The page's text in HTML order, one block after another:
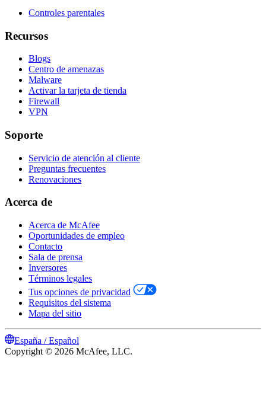
Controles parentales
Recursos
Blogs
Centro de amenazas
Malware
Activar la tarjeta de tienda
Firewall
VPN
Soporte
Servicio de atención al cliente
Preguntas frecuentes
Renovaciones
Acerca de
Acerca de McAfee
Oportunidades de empleo
Contacto
Sala de prensa
Inversores
Términos legales
Tus opciones de privacidad
Requisitos del sistema
Mapa del sitio
España / Español
Copyright © 2026 McAfee, LLC.